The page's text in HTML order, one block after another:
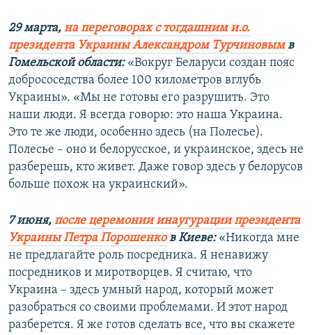
29 марта, на переговорах с тогдашним и.о.
президента Украины Александром Турчиновымв
Гомельской области: «Вокруг Беларуси создан пояс
добрососедства более 100 километров вглубь
Украины». «Мы не готовы его разрушить. Это
наши люди. Я всегда говорю: это наша Украина.
Это те же люди, особенно здесь (на Полесье).
Полесье – оно и белорусское, и украинское, здесь не
разберешь, кто живет. Даже говор здесь у белорусов
больше похож на украинский».
7 июня, после церемонии инаугурации президента
Украины Петра Порошенков Киеве: «Никогда мне
не предлагайте роль посредника. Я ненавижу
посредников и миротворцев. Я считаю, что
Украина – здесь умный народ, который может
разобраться со своими проблемами. И этот народ
разберется. Я же готов сделать все, что вы скажете